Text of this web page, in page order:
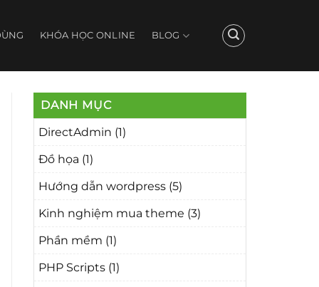
KHÓA HỌC ONLINE BLOG
DANH MỤC
DirectAdmin (1)
Đồ họa (1)
Hướng dẫn wordpress (5)
Kinh nghiệm mua theme (3)
Phần mềm (1)
PHP Scripts (1)